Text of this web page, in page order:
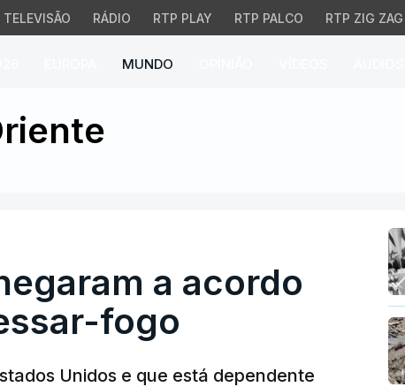
TELEVISÃO RÁDIO RTP PLAY RTP PALCO RTP ZIG ZAG
MUNDO
a acordo para
a acordo
fogo
Unidos e que está dependente